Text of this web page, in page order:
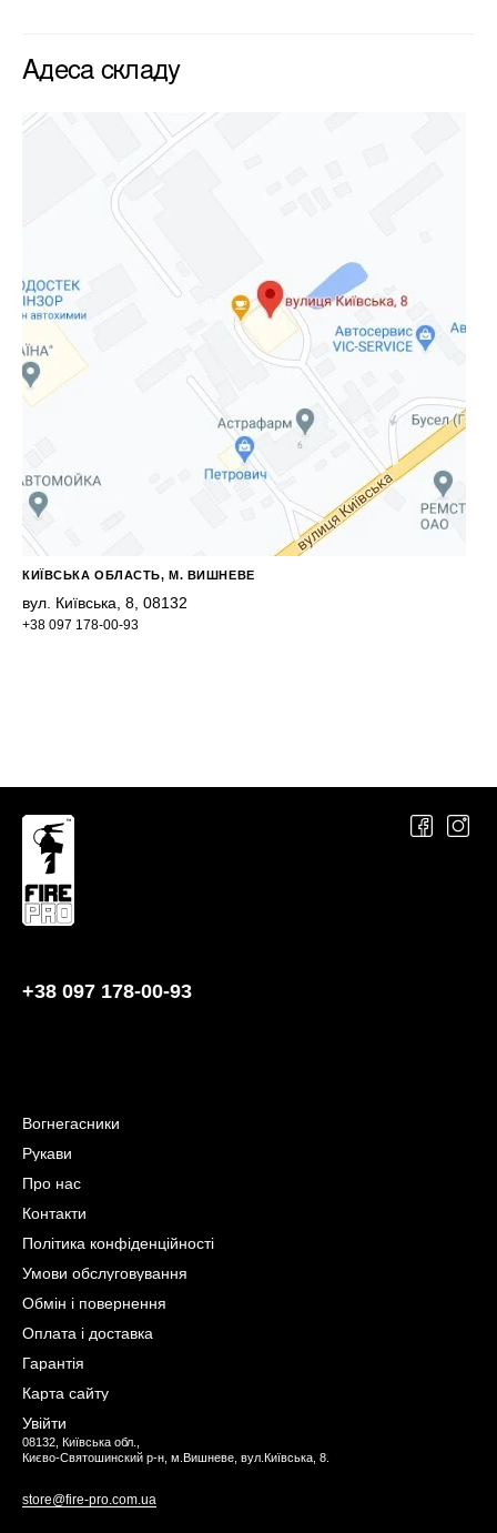
Адеса складу
КИЇВСЬКА ОБЛАСТЬ, М. ВИШНЕВЕ
вул. Київська, 8, 08132
+38 097 178-00-93
+38 097 178-00-93
Вогнегасники
Рукави
Про нас
Контакти
Політика конфіденційності
Умови обслуговування
Обмін і повернення
Оплата і доставка
Гарантія
Карта сайту
Увійти
08132, Київська обл.,
Києво-Святошинский р-н, м.Вишневе, вул.Київська, 8.
store@fire-pro.com.ua